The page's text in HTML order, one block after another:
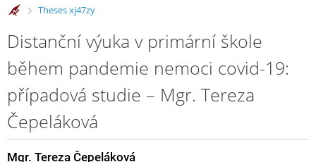
>
Theses xj47zy
Distanční výuka v primární škole
během pandemie nemoci covid-19:
případová studie – Mgr. Tereza
Čepeláková
Mgr. Tereza Čepeláková